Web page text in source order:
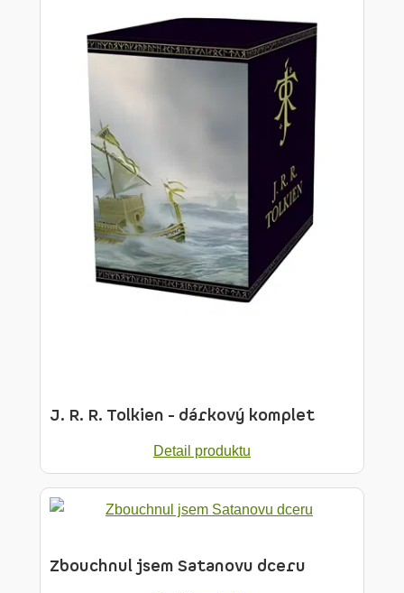
J. R. R. Tolkien - dárkový komplet
Detail produktu
Zbouchnul jsem Satanovu dceru